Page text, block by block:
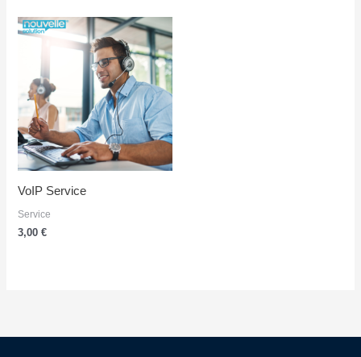
VoIP Service
Service
3,00€